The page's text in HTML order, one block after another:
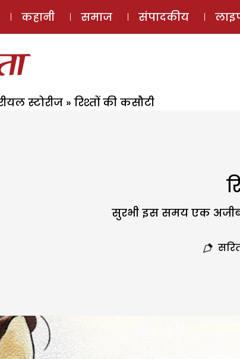
कहानी समाज संपादकीय
स्टोरीज » रिश्तों की कसौटी
सुरभी इस समय एक अजीब